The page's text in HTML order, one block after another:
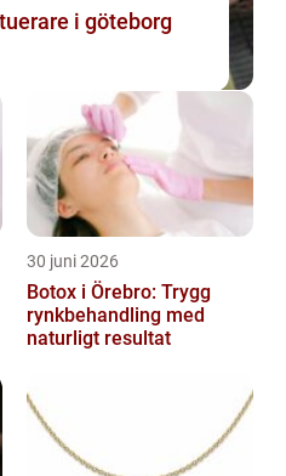
i göteborg
30 juni 2026
Botox i Örebro: Trygg
rynkbehandling med
naturligt resultat